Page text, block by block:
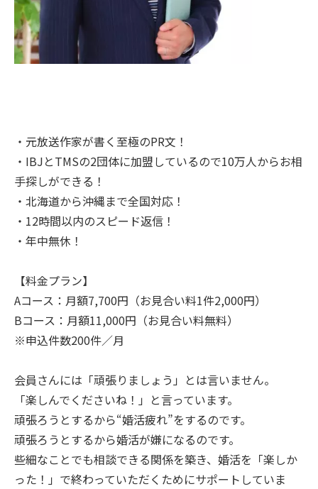
・元放送作家が書く至極のPR文！
・IBJとTMSの2団体に加盟しているので10万人からお相
手探しができる！
・北海道から沖縄まで全国対応！
・12時間以内のスピード返信！
・年中無休！
【料金プラン】
Aコース：月額7,700円（お見合い料1件2,000円）
Bコース：月額11,000円（お見合い料無料）
※申込件数200件／月
会員さんには「頑張りましょう」とは言いません。
「楽しんでくださいね！」と言っています。
頑張ろうとするから“婚活疲れ”をするのです。
頑張ろうとするから婚活が嫌になるのです。
些細なことでも相談できる関係を築き、婚活を「楽しか
った！」で終わっていただくためにサポートしていま